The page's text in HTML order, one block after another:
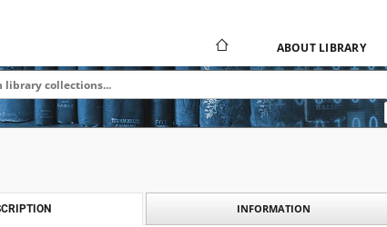
ABOUT LIBRARY
INFORMATION